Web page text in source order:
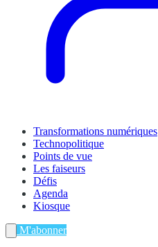
Transformations numériques
Technopolitique
Points de vue
Les faiseurs
Défis
Agenda
Kiosque
M'abonner